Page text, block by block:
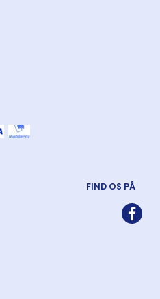
FIND OS PÅ